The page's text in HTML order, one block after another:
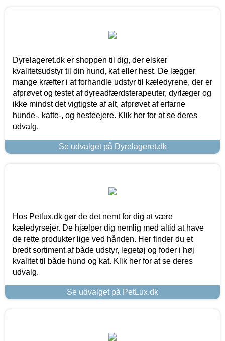
Dyrelageret.dk er shoppen til dig, der elsker
kvalitetsudstyr til din hund, kat eller hest. De lægger
mange kræfter i at forhandle udstyr til kæledyrene, der er
afprøvet og testet af dyreadfærdsterapeuter, dyrlæger og
ikke mindst det vigtigste af alt, afprøvet af erfarne
hunde-, katte-, og hesteejere. Klik her for at se deres
udvalg.
Se udvalget på Dyrelageret.dk
Hos Petlux.dk gør de det nemt for dig at være
kæledyrsejer. De hjælper dig nemlig med altid at have
de rette produkter lige ved hånden. Her finder du et
bredt sortiment af både udstyr, legetøj og foder i høj
kvalitet til både hund og kat. Klik her for at se deres
udvalg.
Se udvalget på PetLux.dk